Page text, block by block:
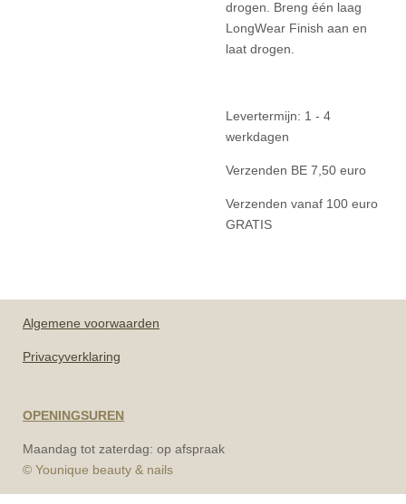
drogen. Breng één laag
LongWear Finish aan en
laat drogen.
Levertermijn: 1 - 4
werkdagen
Verzenden BE 7,50 euro
Verzenden vanaf 100 euro
GRATIS
Algemene voorwaarden
Privacyverklaring
OPENINGSUREN
Maandag tot zaterdag: op afspraak
© Younique beauty & nails